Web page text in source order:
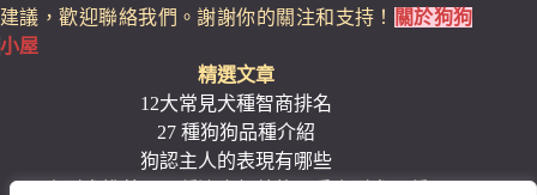
建議，歡迎聯絡我們。謝謝你的關注和支持！
關於狗狗
小屋
精選文章
12大常見犬種智商排名
27 種狗狗品種介紹
狗認主人的表現有哪些